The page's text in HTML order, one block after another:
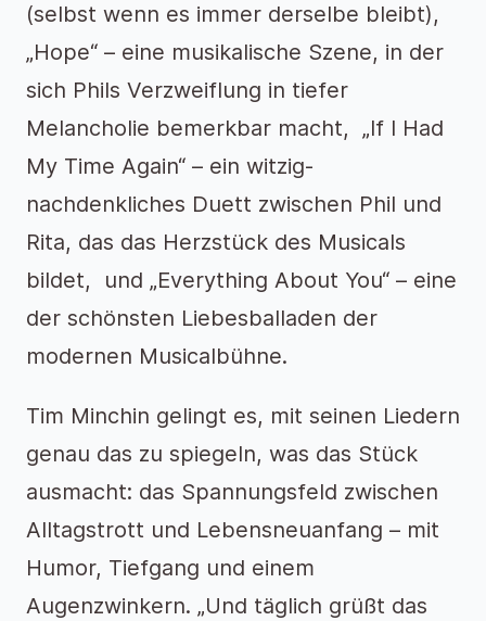
(selbst wenn es immer derselbe bleibt),
„Hope“ – eine musikalische Szene, in der
sich Phils Verzweiflung in tiefer
Melancholie bemerkbar macht, „If I Had
My Time Again“ – ein witzig-
nachdenkliches Duett zwischen Phil und
Rita, das das Herzstück des Musicals
bildet, und „Everything About You“ – eine
der schönsten Liebesballaden der
modernen Musicalbühne.
Tim Minchin gelingt es, mit seinen Liedern
genau das zu spiegeln, was das Stück
ausmacht: das Spannungsfeld zwischen
Alltagstrott und Lebensneuanfang – mit
Humor, Tiefgang und einem
Augenzwinkern. „Und täglich grüßt das